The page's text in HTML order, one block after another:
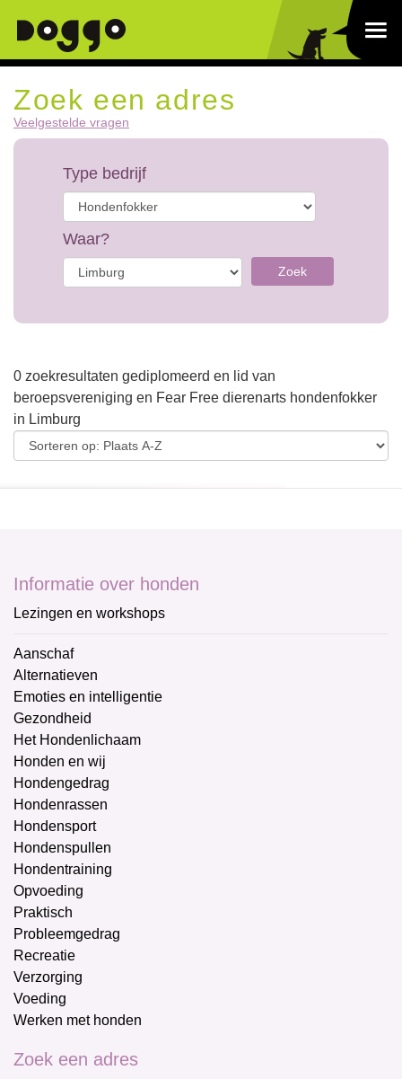
Zoek een adres
Veelgestelde vragen
Type bedrijf
Waar?
Zoek
0 zoekresultaten gediplomeerd en lid van
beroepsvereniging en Fear Free dierenarts hondenfokker
in Limburg
Informatie over honden
Lezingen en workshops
Aanschaf
Alternatieven
Emoties en intelligentie
Gezondheid
Het Hondenlichaam
Honden en wij
Hondengedrag
Hondenrassen
Hondensport
Hondenspullen
Hondentraining
Opvoeding
Praktisch
Probleemgedrag
Recreatie
Verzorging
Voeding
Werken met honden
Zoek een adres